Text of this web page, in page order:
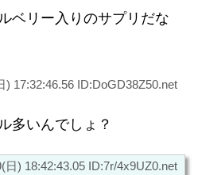
ベリー入りのサプリだな
) 17:32:46.56 ID:DoGD38Z50.net
多いんでしょ？
日) 18:42:43.05 ID:7r/4x9UZ0.net